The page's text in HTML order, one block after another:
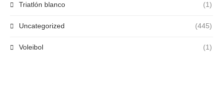
Triatlón blanco (1)
Uncategorized (445)
Voleibol (1)